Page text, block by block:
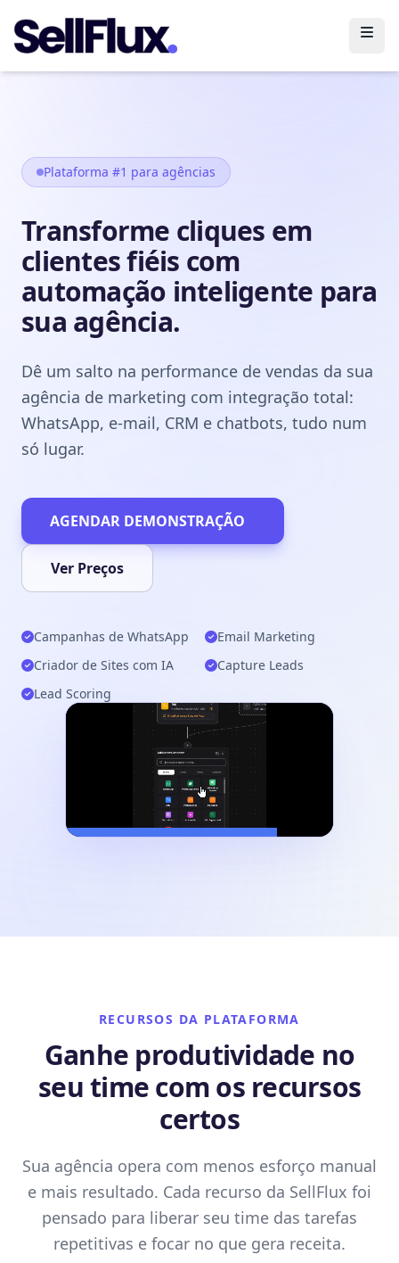
Plataforma #1 para agências
Transforme cliques em
clientes fiéis com
automação inteligente para
sua agência.
Dê um salto na performance de vendas da sua
agência de marketing com integração total:
WhatsApp, e-mail, CRM e chatbots, tudo num
só lugar.
AGENDAR DEMONSTRAÇÃO
Ver Preços
Campanhas de WhatsApp
Email Marketing
Criador de Sites com IA
Capture Leads
Lead Scoring
RECURSOS DA PLATAFORMA
Ganhe produtividade no
seu time com os recursos
certos
Sua agência opera com menos esforço manual
e mais resultado. Cada recurso da SellFlux foi
pensado para liberar seu time das tarefas
repetitivas e focar no que gera receita.